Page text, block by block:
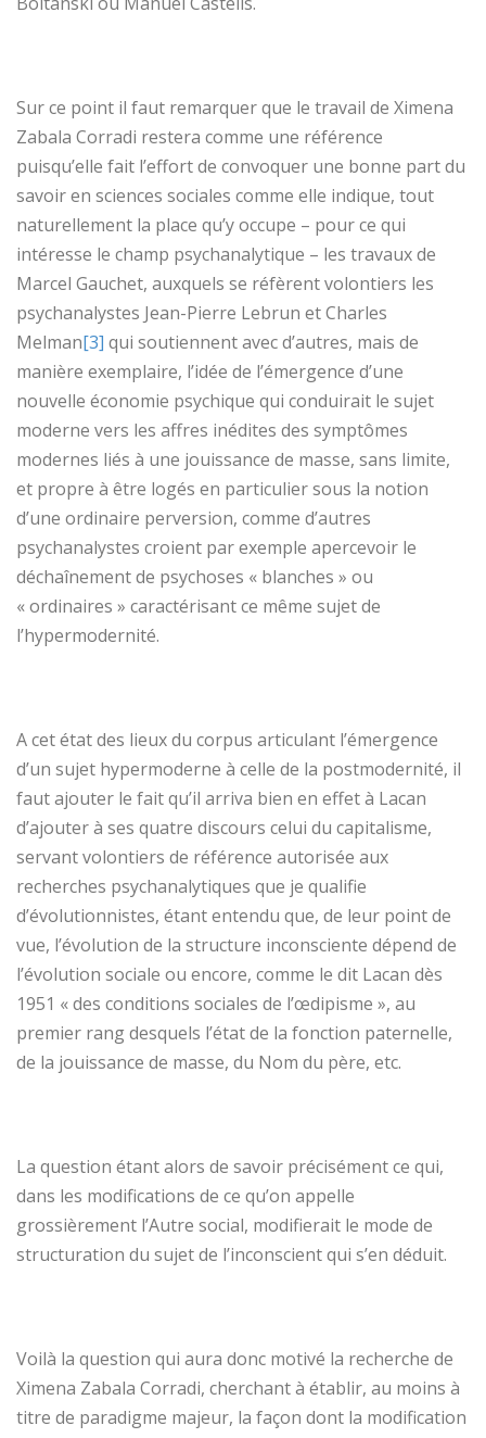
Sur ce point il faut remarquer que le travail de Ximena
Zabala Corradi restera comme une référence
puisqu’elle fait l’effort de convoquer une bonne part du
savoir en sciences sociales comme elle indique, tout
naturellement la place qu’y occupe – pour ce qui
intéresse le champ psychanalytique – les travaux de
Marcel Gauchet, auxquels se réfèrent volontiers les
psychanalystes Jean-Pierre Lebrun et Charles
Melman[3] qui soutiennent avec d’autres, mais de
manière exemplaire, l’idée de l’émergence d’une
nouvelle économie psychique qui conduirait le sujet
moderne vers les affres inédites des symptômes
modernes liés à une jouissance de masse, sans limite,
et propre à être logés en particulier sous la notion
d’une ordinaire perversion, comme d’autres
psychanalystes croient par exemple apercevoir le
déchaînement de psychoses « blanches » ou
« ordinaires » caractérisant ce même sujet de
l’hypermodernité.
A cet état des lieux du corpus articulant l’émergence
d’un sujet hypermoderne à celle de la postmodernité, il
faut ajouter le fait qu’il arriva bien en effet à Lacan
d’ajouter à ses quatre discours celui du capitalisme,
servant volontiers de référence autorisée aux
recherches psychanalytiques que je qualifie
d’évolutionnistes, étant entendu que, de leur point de
vue, l’évolution de la structure inconsciente dépend de
l’évolution sociale ou encore, comme le dit Lacan dès
1951 « des conditions sociales de l’œdipisme », au
premier rang desquels l’état de la fonction paternelle,
de la jouissance de masse, du Nom du père, etc.
La question étant alors de savoir précisément ce qui,
dans les modifications de ce qu’on appelle
grossièrement l’Autre social, modifierait le mode de
structuration du sujet de l’inconscient qui s’en déduit.
Voilà la question qui aura donc motivé la recherche de
Ximena Zabala Corradi, cherchant à établir, au moins à
titre de paradigme majeur, la façon dont la modification